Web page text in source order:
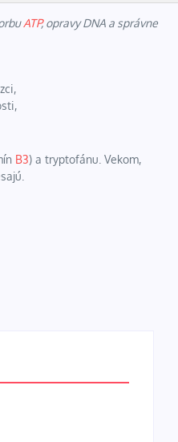
ATP, opravy DNA a správne
B3) a tryptofánu. Vekom,